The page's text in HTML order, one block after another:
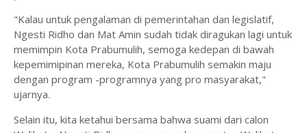
"Kalau untuk pengalaman di pemerintahan dan legislatif,
Ngesti Ridho dan Mat Amin sudah tidak diragukan lagi untuk
memimpin Kota Prabumulih, semoga kedepan di bawah
kepemimipinan mereka, Kota Prabumulih semakin maju
dengan program -programnya yang pro masyarakat,"
ujarnya.
Selain itu, kita ketahui bersama bahwa suami dari calon